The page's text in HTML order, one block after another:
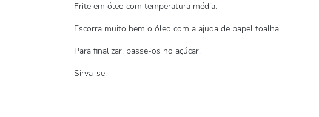
Frite em óleo com temperatura média.
Escorra muito bem o óleo com a ajuda de papel toalha.
Para finalizar, passe-os no açúcar.
Sirva-se.